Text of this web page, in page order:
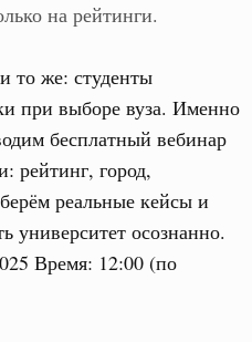
на рейтинги.
то же: студенты
при выборе вуза. Именно
бесплатный вебинар
рейтинг, город,
реальные кейсы и
университет осознанно.
Время: 12:00 (по